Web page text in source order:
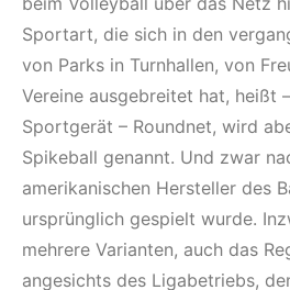
Sportart, die sich in den
von Parks in Turnhallen, von
Vereine ausgebreitet hat, heißt
Sportgerät – Roundnet, wird
Spikeball genannt. Und zwar
amerikanischen Hersteller des
ursprünglich gespielt wurde.
mehrere Varianten, auch das
angesichts des Ligabetriebs,